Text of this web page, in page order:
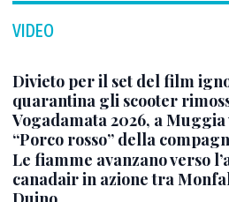
VIDEO
Divieto per il set del film
quarantina gli scooter
Vogadamata 2026, a Muggia
“Porco rosso” della
Le fiamme avanzano verso
canadair in azione tra